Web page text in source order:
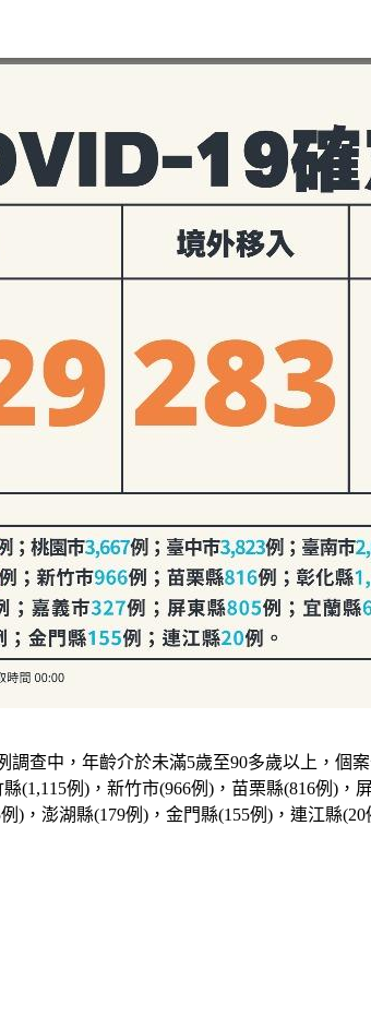
查中，年齡介於未滿5歲至90多歲以上，個
(1,115例)，新竹市(966例)，苗栗縣(816例)，
)，澎湖縣(179例)，金門縣(155例)，連江縣(20